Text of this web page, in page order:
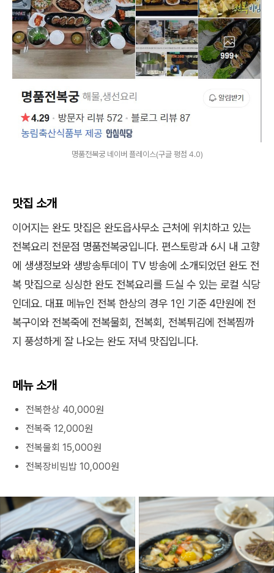
명품전복궁 네이버 플레이스(구글 평점 4.0)
맛집 소개
이어지는 완도 맛집은 완도읍사무소 근처에 위치하고 있는
전복요리 전문점 명품전복궁입니다. 편스토랑과 6시 내 고향
에 생생정보와 생방송투데이 TV 방송에 소개되었던 완도 전
복 맛집으로 싱싱한 완도 전복요리를 드실 수 있는 로컬 식당
인데요. 대표 메뉴인 전복 한상의 경우 1인 기준 4만원에 전
복구이와 전복죽에 전복물회, 전복회, 전복튀김에 전복찜까
지 풍성하게 잘 나오는 완도 저녁 맛집입니다.
메뉴 소개
전복한상 40,000원
전복죽 12,000원
전복물회 15,000원
전복장비빔밥 10,000원